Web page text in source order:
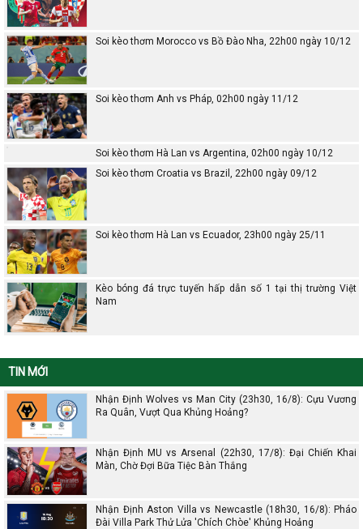
Soi kèo thơm Morocco vs Bồ Đào Nha, 22h00 ngày 10/12
Soi kèo thơm Anh vs Pháp, 02h00 ngày 11/12
Soi kèo thơm Hà Lan vs Argentina, 02h00 ngày 10/12
Soi kèo thơm Croatia vs Brazil, 22h00 ngày 09/12
Soi kèo thơm Hà Lan vs Ecuador, 23h00 ngày 25/11
Kèo bóng đá trực tuyến hấp dẫn số 1 tại thị trường Việt
Nam
TIN MỚI
Nhận Định Wolves vs Man City (23h30, 16/8): Cựu Vương
Ra Quân, Vượt Qua Khủng Hoảng?
Nhận Định MU vs Arsenal (22h30, 17/8): Đại Chiến Khai
Màn, Chờ Đợi Bữa Tiệc Bàn Thắng
Nhận Định Aston Villa vs Newcastle (18h30, 16/8): Pháo
Đài Villa Park Thử Lửa 'Chích Chòe' Khủng Hoảng